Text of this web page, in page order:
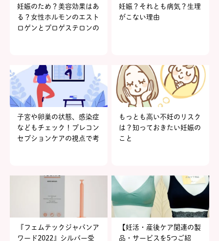
妊娠のため？美容効果はあ
る？女性ホルモンのエスト
ロゲンとプロゲステロンの
妊娠？それとも病気？生理
がこない理由
子宮や卵巣の状態、感染症
などもチェック！プレコン
セプションケアの視点で考
もっとも高い不妊のリスク
は？知っておきたい妊娠の
こと
『フェムテックジャパンア
ワード2022』シルバー受
【妊活・産後ケア関連の製
品・サービスを5つご紹